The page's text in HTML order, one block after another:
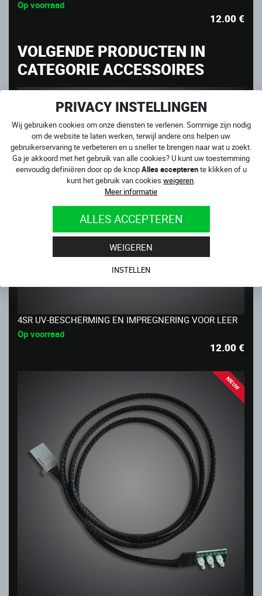
PRIVACY INSTELLINGEN
Wij gebruiken cookies om onze diensten te verlenen. Sommige zijn nodig
om de website te laten werken, terwijl andere ons helpen uw
gebruikerservaring te verbeteren en u sneller te brengen naar wat u zoekt.
Ga je akkoord met het gebruik van alle cookies? U kunt uw toestemming
eenvoudig definiëren door op de knopAlles accepterente klikken of u
kunt het gebruik van cookies weigeren
Meer informatie
ALLES ACCEPTEREN
WEIGEREN
INSTELLEN
Op voorraad
12.00€
VOLGENDE PRODUCTEN IN
CATEGORIE ACCESSOIRES
4SR UV-BESCHERMING EN IMPREGNERING VOOR LEER
Op voorraad
12.00€
NIEUW